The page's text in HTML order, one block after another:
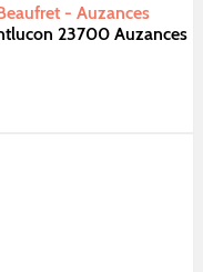
- Auzances
23700 Auzances